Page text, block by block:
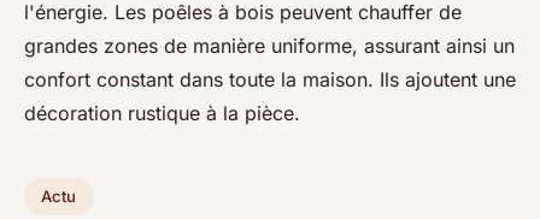
l'énergie. Les poêles à bois peuvent chauffer de
grandes zones de manière uniforme, assurant ainsi un
confort constant dans toute la maison. Ils ajoutent une
décoration rustique à la pièce.
Actu